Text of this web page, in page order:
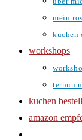
mein
kuchen
workshops
termin
kuchen
amazon